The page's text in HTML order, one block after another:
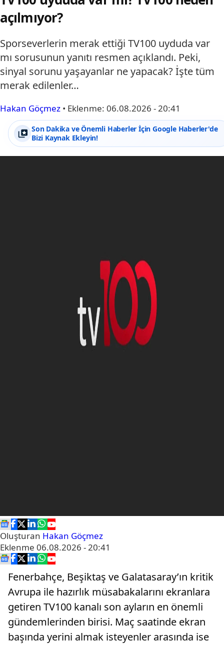
açılmıyor?
Sporseverlerin merak ettiği TV100 uyduda var
mı sorusunun yanıtı resmen açıklandı. Peki,
sinyal sorunu yaşayanlar ne yapacak? İşte tüm
merak edilenler…
Hakan Göçmez • Eklenme: 06.08.2026 - 20:41
Son Dakika ve Önemli Haberler İçin Google Haberler'de
Bizi Kaynak Ekleyin!
Oluşturan Hakan Göçmez
Eklenme 06.08.2026 - 20:41
Fenerbahçe, Beşiktaş ve Galatasaray’ın kritik
Avrupa ile hazırlık müsabakalarını ekranlara
getiren TV100 kanalı son ayların en önemli
gündemlerinden birisi. Maç saatinde ekran
başında yerini almak isteyenler arasında ise